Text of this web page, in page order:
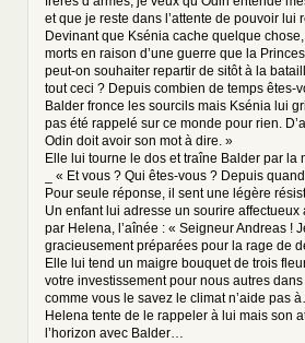
et que je reste dans l’attente de pouvoir
Devinant que Ksénia cache quelque
morts en raison d’une guerre que la
peut-on souhaiter repartir de sitôt à la
tout ceci ? Depuis combien de temps êtes-
Balder fronce les sourcils mais Ksénia lui
pas été rappelé sur ce monde pour rien.
Odin doit avoir son mot à dire. »
Elle lui tourne le dos et traîne Balder par la
_ « Et vous ? Qui êtes-vous ? Depuis
Pour seule réponse, il sent une légère
Un enfant lui adresse un sourire
par Helena, l’aînée : « Seigneur Andreas !
gracieusement préparées pour la rage de
Elle lui tend un maigre bouquet de trois
votre investissement pour nous autres
comme vous le savez le climat n’aide pas
Helena tente de le rappeler à lui mais son
l’horizon avec Balder…